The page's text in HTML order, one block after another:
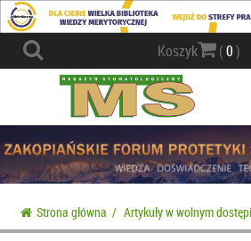
Koszyk (0)
Strona główna / Artykuły w wolnym